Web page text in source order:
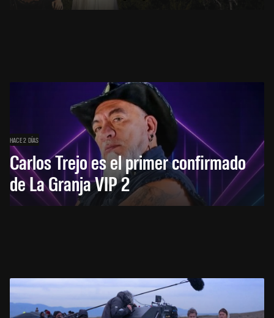
HACE 2 DÍAS
Carlos Trejo es el primer confirmado
de La Granja VIP 2